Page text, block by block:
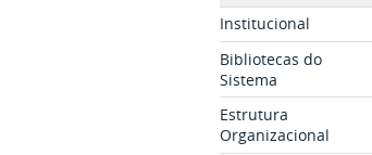
Institucional
Bibliotecas do
Sistema
Estrutura
Organizacional